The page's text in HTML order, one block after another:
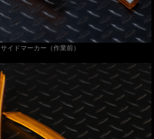
サイドマーカー（作業前）